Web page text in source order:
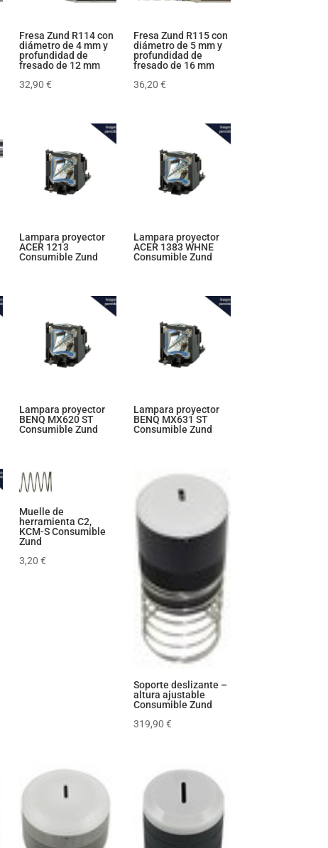
Fresa Zund R114 con
diámetro de 4 mm y
profundidad de
fresado de 12 mm
32,90€
Fresa Zund R115 con
diámetro de 5 mm y
profundidad de
fresado de 16 mm
36,20 €
Lampara proyector
ACER 1213
Consumible Zund
Lampara proyector
ACER 1383 WHNE
Consumible Zund
Lampara proyector
BENQ MX620 ST
Consumible Zund
Lampara proyector
BENQ MX631 ST
Consumible Zund
Muelle de
herramienta C2,
KCM-S Consumible
Zund
3,20€
Soporte deslizante –
altura ajustable
Consumible Zund
319,90 €